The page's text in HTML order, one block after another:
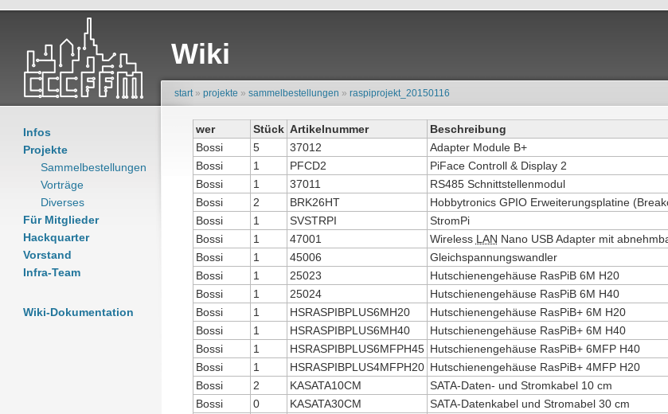
Wiki
Infos
Projekte
Sammelbestellungen
Vorträge
Diverses
Für Mitglieder
Hackquarter
Vorstand
Infra-Team
Wiki-Dokumentation
start » projekte » sammelbestellungen » raspiprojekt_20150116
wer Stück Artikelnummer Beschreibung
Bossi
5 37012 Adapter Module B+
Bossi
1 PFCD2 PiFace Controll & Display 2
Bossi
1 37011 RS485 Schnittstellenmodul
Bossi
2 BRK26HT Hobbytronics GPIO Erweiterungsplatine
Bossi
1 SVSTRPI StromPi
Bossi
1 47001 Wireless LAN Nano USB Adapter mit
Bossi
1 45006 Gleichspannungswandler
Bossi
1 25023 Hutschienengehäuse RasPiB 6M H20
Bossi
1 25024 Hutschienengehäuse RasPiB 6M H40
Bossi
1 HSRASPIBPLUS6MH20 Hutschienengehäuse RasPiB+ 6M H20
Bossi
1 HSRASPIBPLUS6MH40 Hutschienengehäuse RasPiB+ 6M H40
Bossi
1 HSRASPIBPLUS6MFPH45 Hutschienengehäuse RasPiB+ 6MFP H40
Bossi
1 HSRASPIBPLUS4MFPH20 Hutschienengehäuse RasPiB+ 4MFP H20
Bossi
2 KASATA10CM SATA-Daten- und Stromkabel 10 cm
Bossi
0 KASATA30CM SATA-Datenkabel und Stromabel 30 cm